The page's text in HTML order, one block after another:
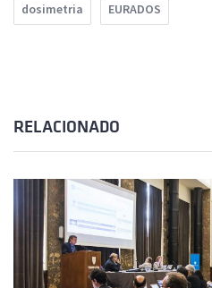
dosimetria EURADOS
RELACIONADO